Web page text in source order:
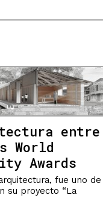
entre
World
Awards
fue uno de
su proyecto “La